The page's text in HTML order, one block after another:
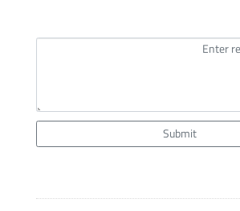
Submit